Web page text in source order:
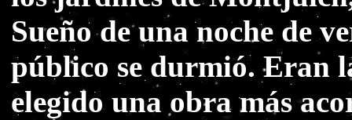
Sueño de una noche de
público se durmió. Eran
elegido una obra más